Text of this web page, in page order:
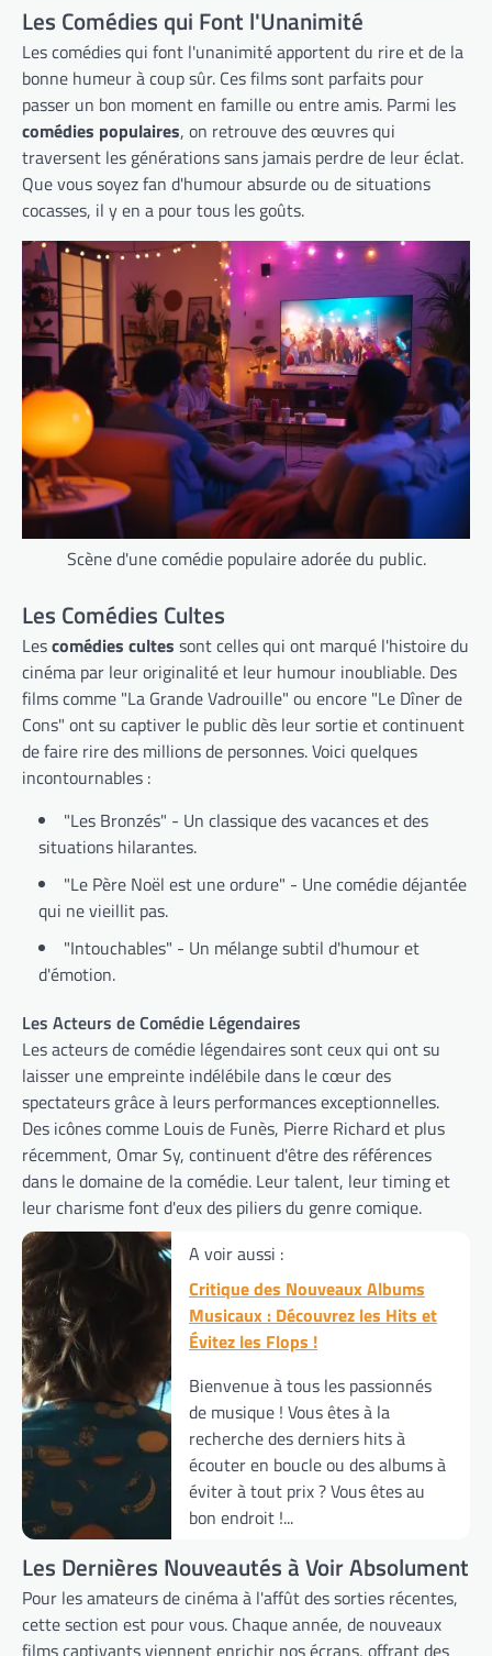
Les Comédies qui Font l'Unanimité
Les comédies qui font l'unanimité apportent du rire et de la
bonne humeur à coup sûr. Ces films sont parfaits pour
passer un bon moment en famille ou entre amis. Parmi les
comédies populaires, on retrouve des œuvres qui
traversent les générations sans jamais perdre de leur éclat.
Que vous soyez fan d'humour absurde ou de situations
cocasses, il y en a pour tous les goûts.
Scène d'une comédie populaire adorée du public.
Les Comédies Cultes
Lescomédies cultes sont celles qui ont marqué l'histoire du
cinéma par leur originalité et leur humour inoubliable. Des
films comme "La Grande Vadrouille" ou encore "Le Dîner de
Cons" ont su captiver le public dès leur sortie et continuent
de faire rire des millions de personnes. Voici quelques
incontournables :
"Les Bronzés" - Un classique des vacances et des
situations hilarantes.
"Le Père Noël est une ordure" - Une comédie déjantée
qui ne vieillit pas.
"Intouchables" - Un mélange subtil d'humour et
d'émotion.
Les Acteurs de Comédie Légendaires
Les acteurs de comédie légendaires sont ceux qui ont su
laisser une empreinte indélébile dans le cœur des
spectateurs grâce à leurs performances exceptionnelles.
Des icônes comme Louis de Funès, Pierre Richard et plus
récemment, Omar Sy, continuent d'être des références
dans le domaine de la comédie. Leur talent, leur timing et
leur charisme font d'eux des piliers du genre comique.
A voir aussi :
Critique des Nouveaux Albums
Musicaux : Découvrez les Hits et
Évitez les Flops !
Bienvenue à tous les passionnés
de musique ! Vous êtes à la
recherche des derniers hits à
écouter en boucle ou des albums à
éviter à tout prix ? Vous êtes au
bon endroit !...
Les Dernières Nouveautés à Voir Absolument
Pour les amateurs de cinéma à l'affût des sorties récentes,
cette section est pour vous. Chaque année, de nouveaux